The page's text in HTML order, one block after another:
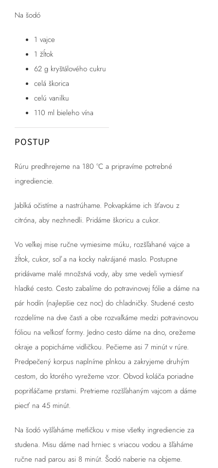
Na šodó
1 vajce
1 žĺtok
62 g kryštálového cukru
celá škorica
celú vanilku
110 ml bieleho vína
POSTUP
Rúru predhrejeme na 180 °C a pripravíme potrebné
ingrediencie.
Jablká očistíme a nastrúhame. Pokvapkáme ich šťavou z
citróna, aby nezhnedli. Pridáme škoricu a cukor.
Vo veľkej mise ručne vymiesime múku, rozšľahané vajce a
žĺtok, cukor, soľ a na kocky nakrájané maslo. Postupne
pridávame malé množstvá vody, aby sme vedeli vymiesiť
hladké cesto. Cesto zabalíme do potravinovej fólie a dáme na
pár hodín (najlepšie cez noc) do chladničky. Studené cesto
rozdelíme na dve časti a obe rozvaľkáme medzi potravinovou
fóliou na veľkosť formy. Jedno cesto dáme na dno, orežeme
okraje a popicháme vidličkou. Pečieme asi 7 minút v rúre.
Predpečený korpus naplníme plnkou a zakryjeme druhým
cestom, do ktorého vyrežeme vzor. Obvod koláča poriadne
popritláčame prstami. Pretrieme rozšľahaným vajcom a dáme
piecť na 45 minút.
Na šodó vyšľaháme metličkou v mise všetky ingrediencie za
studena. Misu dáme nad hrniec s vriacou vodou a šľaháme
ručne nad parou asi 8 minút. Šodó naberie na objeme.